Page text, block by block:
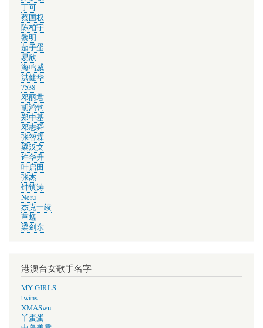
丁可
蔡国权
陈柏宇
黎明
茄子蛋
易欣
海鸣威
洪健华
7538
邓丽君
胡鸿钧
郑中基
邓志舜
张智霖
梁汉文
许华升
叶启田
张杰
钟镇涛
Neru
杰克一绫
草蜢
梁剑东
港澳台女歌手名字
MY GIRLS
twins
XMASwu
丫蛋蛋